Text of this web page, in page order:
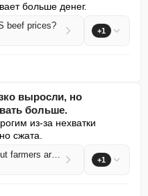
больше денег.
beef prices? +1
выросли, но
больше.
из-за нехватки
сжата.
US beef prices have soared but farmers aren't making more money +1